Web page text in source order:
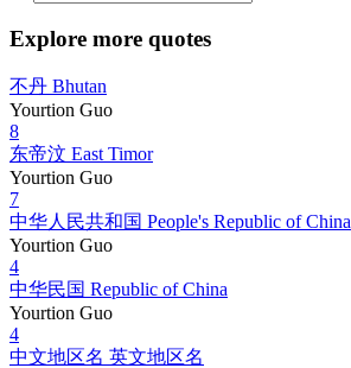
Explore more quotes
不丹 Bhutan
Yourtion Guo
8
东帝汶 East Timor
Yourtion Guo
7
中华人民共和国 People's Republic of China
Yourtion Guo
4
中华民国 Republic of China
Yourtion Guo
4
中文地区名 英文地区名